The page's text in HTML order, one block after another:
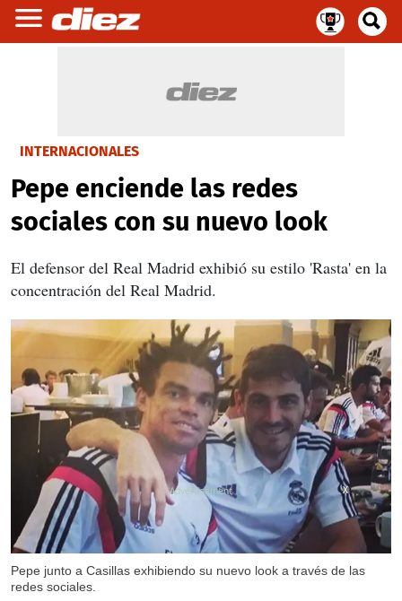
INTERNACIONALES
Pepe enciende las redes
sociales con su nuevo look
El defensor del Real Madrid exhibió su estilo 'Rasta' en la
concentración del Real Madrid.
Pepe junto a Casillas exhibiendo su nuevo look a través de las
redes sociales.
X